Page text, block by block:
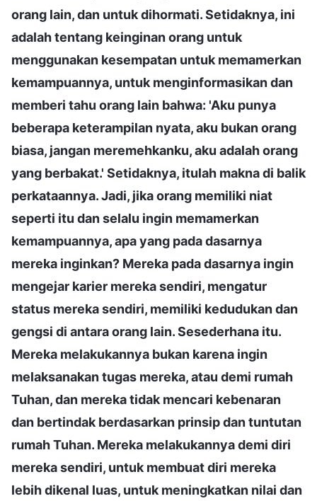
orang lain, dan untuk dihormati. Setidaknya, ini
adalah tentang keinginan orang untuk
menggunakan kesempatan untuk memamerkan
kemampuannya, untuk menginformasikan dan
memberi tahu orang lain bahwa: 'Aku punya
beberapa keterampilan nyata, aku bukan orang
biasa, jangan meremehkanku, aku adalah orang
yang berbakat.' Setidaknya, itulah makna di balik
perkataannya. Jadi, jika orang memiliki niat
seperti itu dan selalu ingin memamerkan
kemampuannya, apa yang pada dasarnya
mereka inginkan? Mereka pada dasarnya ingin
mengejar karier mereka sendiri, mengatur
status mereka sendiri, memiliki kedudukan dan
gengsi di antara orang lain. Sesederhana itu.
Mereka melakukannya bukan karena ingin
melaksanakan tugas mereka, atau demi rumah
Tuhan, dan mereka tidak mencari kebenaran
dan bertindak berdasarkan prinsip dan tuntutan
rumah Tuhan. Mereka melakukannya demi diri
mereka sendiri, untuk membuat diri mereka
lebih dikenal luas, untuk meningkatkan nilai dan